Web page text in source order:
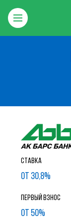
Ставка
от 30,8%
Первый взнос
от 50%